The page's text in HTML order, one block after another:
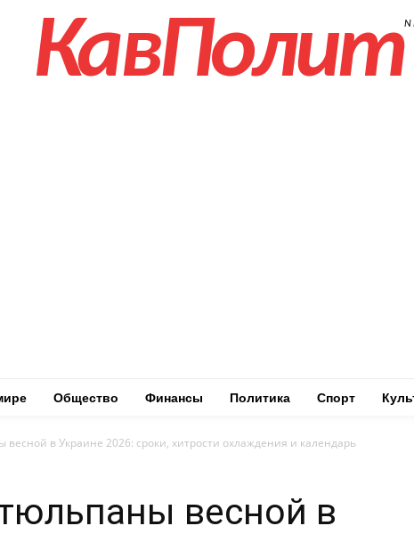
КавПолит
Общество Финансы Политика Спорт
весной в Украине 2026: сроки, хитрости охлаждения и календарь
весной в